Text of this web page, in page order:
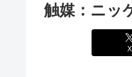
触媒：ニッ
X